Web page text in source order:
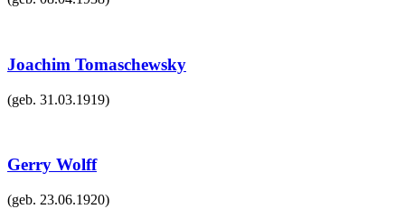
Joachim Tomaschewsky
(geb. 31.03.1919)
Gerry Wolff
(geb. 23.06.1920)